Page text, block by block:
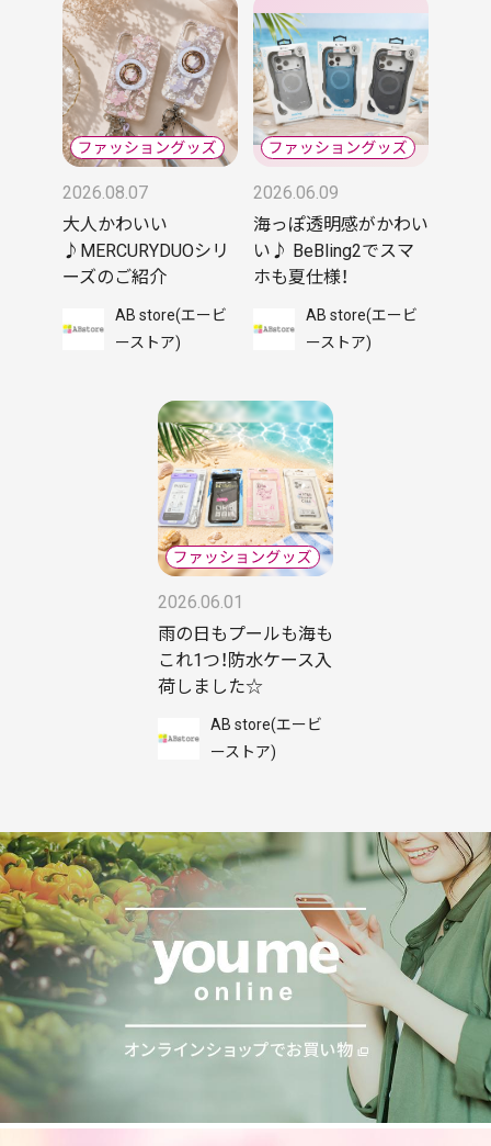
2026.08.07
大人かわいい
♪MERCURYDUOシリ
ーズのご紹介
AB store(エービ
ーストア)
2026.06.09
海っぽ透明感がかわい
い♪ BeBling2でスマ
ホも夏仕様！
AB store(エービ
ーストア)
2026.06.01
雨の日もプールも海も
これ1つ！防水ケース入
荷しました☆
AB store(エービ
ーストア)